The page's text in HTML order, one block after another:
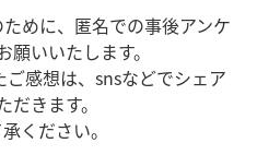
めに、匿名での事後アンケ
いいたします。
感想は、snsなどでシェア
だきます。
ください。